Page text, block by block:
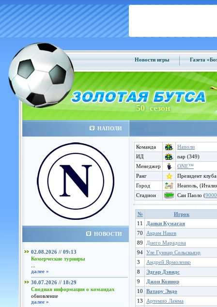
Новости игры Газета
50 сезон
НАПОЛИ
НОВОСТИ
02.08.2026 // 09:13
Комерческие турниры
далее »
30.07.2026 // 18:29
Сводная информация о командах
обновление
далее »
Команда
Наполи
ИД
nap (349)
Менеджер
ONE™
Ранг
Президент клуба
Город
Неаполь,
Стадион
Сан Паоло (
№
Игрок
11
Даики Кумагая
70
Акрам Накев
89
Диего Марадона
94 Уле Гуннар Сольскьяэр
3
Андрей Ярмоленко
8
Эдгар Дэвидс
9
Джон Коннор
10
Ватару Эндо
13
Артемио Ламма